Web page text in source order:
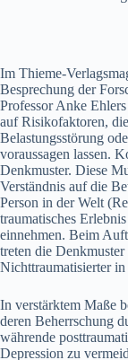
Im Thieme-
Besprechung der
Professor Anke
auf Risikofaktoren,
Belastungsstörung
voraussagen lassen.
Denkmuster. Diese
Verständnis auf die
Person in der Welt
traumatisches
einnehmen. Beim
treten die
Nichttraumatisierter
In verstärktem Maße
deren Beherrschung
währende
Depression zu